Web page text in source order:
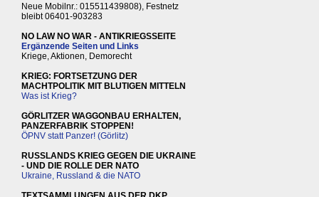
Neue Mobilnr.: 015511439808), Festnetz
bleibt 06401-903283
NO LAW NO WAR - ANTIKRIEGSSEITE
Ergänzende Seiten und Links
Kriege, Aktionen, Demorecht
KRIEG: FORTSETZUNG DER
MACHTPOLITIK MIT BLUTIGEN MITTELN
Was ist Krieg?
GÖRLITZER WAGGONBAU ERHALTEN,
PANZERFABRIK STOPPEN!
ÖPNV statt Panzer! (Görlitz)
RUSSLANDS KRIEG GEGEN DIE UKRAINE
- UND DIE ROLLE DER NATO
Ukraine, Russland & die NATO